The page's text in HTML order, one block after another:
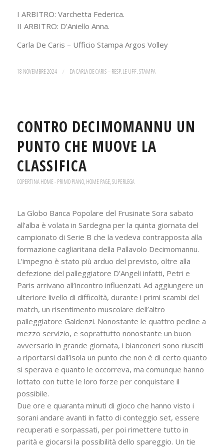
I ARBITRO: Varchetta Federica.
II ARBITRO: D’Aniello Anna.
Carla De Caris – Ufficio Stampa Argos Volley
18 NOVEMBRE 2024 / DACARLA DE CARIS – RESP.LE UFF. STAMPA
CONTRO DECIMOMANNU UN
PUNTO CHE MUOVE LA
CLASSIFICA
COPERTINA HOME - PRIMO PIANO,HOME PAGE,SUPERLEGA
La Globo Banca Popolare del Frusinate Sora sabato
all’alba è volata in Sardegna per la quinta giornata del
campionato di Serie B che la vedeva contrapposta alla
formazione cagliaritana della Pallavolo Decimomannu.
L’impegno è stato più arduo del previsto, oltre alla
defezione del palleggiatore D’Angeli infatti, Petri e
Paris arrivano all’incontro influenzati. Ad aggiungere un
ulteriore livello di difficoltà, durante i primi scambi del
match, un risentimento muscolare dell’altro
palleggiatore Galdenzi. Nonostante le quattro pedine a
mezzo servizio, e soprattutto nonostante un buon
avversario in grande giornata, i bianconeri sono riusciti
a riportarsi dall’isola un punto che non è di certo quanto
si sperava e quanto le occorreva, ma comunque hanno
lottato con tutte le loro forze per conquistare il
possibile.
Due ore e quaranta minuti di gioco che hanno visto i
sorani andare avanti in fatto di conteggio set, essere
recuperati e sorpassati, per poi rimettere tutto in
parità e giocarsi la possibilità dello spareggio. Un tie